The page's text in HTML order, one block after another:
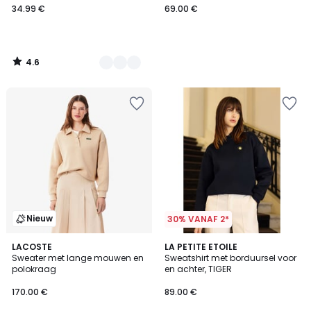
34.99 €
4.6
/
69.00 €
Nieuw
LACOSTE
Sweater met lange mouwen en
polokraag
170.00 €
30% VANAF 2*
LA PETITE ETOILE
Sweatshirt met borduursel voor
en achter, TIGER
89.00 €